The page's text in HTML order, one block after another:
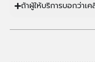
ถ้าผู้ให้บริการบอกว่าเ